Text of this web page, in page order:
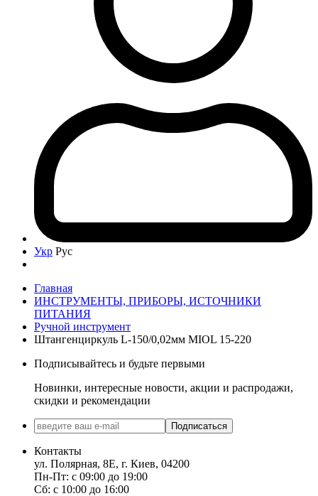
Укр Рус
Главная
ИНСТРУМЕНТЫ, ПРИБОРЫ, ИСТОЧНИКИ
ПИТАНИЯ
Ручной инструмент
Штангенциркуль L-150/0,02мм MIOL 15-220
Подписывайтесь и будьте первыми
Новинки, интересные новости, акции и распродажи,
скидки и рекомендации
Подписаться
Контакты
ул. Полярная, 8Е, г. Киев, 04200
Пн-Пт: с 09:00 до 19:00
Сб: с 10:00 до 16:00